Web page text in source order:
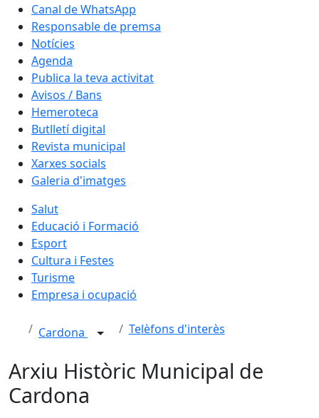
Canal de WhatsApp
Responsable de premsa
Notícies
Agenda
Publica la teva activitat
Avisos / Bans
Hemeroteca
Butlletí digital
Revista municipal
Xarxes socials
Galeria d'imatges
Salut
Educació i Formació
Esport
Cultura i Festes
Turisme
Empresa i ocupació
Cardona Telèfons d'interès
Arxiu Històric Municipal de
Cardona